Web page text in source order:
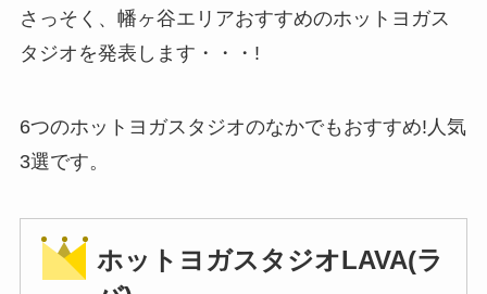
さっそく、幡ヶ谷エリアおすすめのホットヨガス
タジオを発表します・・・!
6つのホットヨガスタジオのなかでもおすすめ!人気
3選です。
ホットヨガスタジオLAVA(ラ